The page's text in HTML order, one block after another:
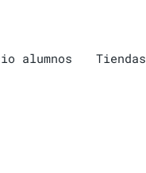
alumnos Tiendas